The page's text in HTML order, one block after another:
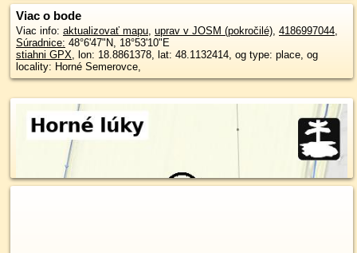
Viac o bode
Viac info: aktualizovať mapu, uprav v JOSM (pokročilé), 4186997044,
Súradnice: 48°6'47"N, 18°53'10"E
stiahni GPX, lon: 18.8861378, lat: 48.1132414, og type: place, og
locality: Horné Semerovce,